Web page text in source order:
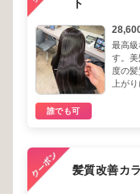
ト
最高
す。
度の
上がり
誰でも可
髪質改善カ